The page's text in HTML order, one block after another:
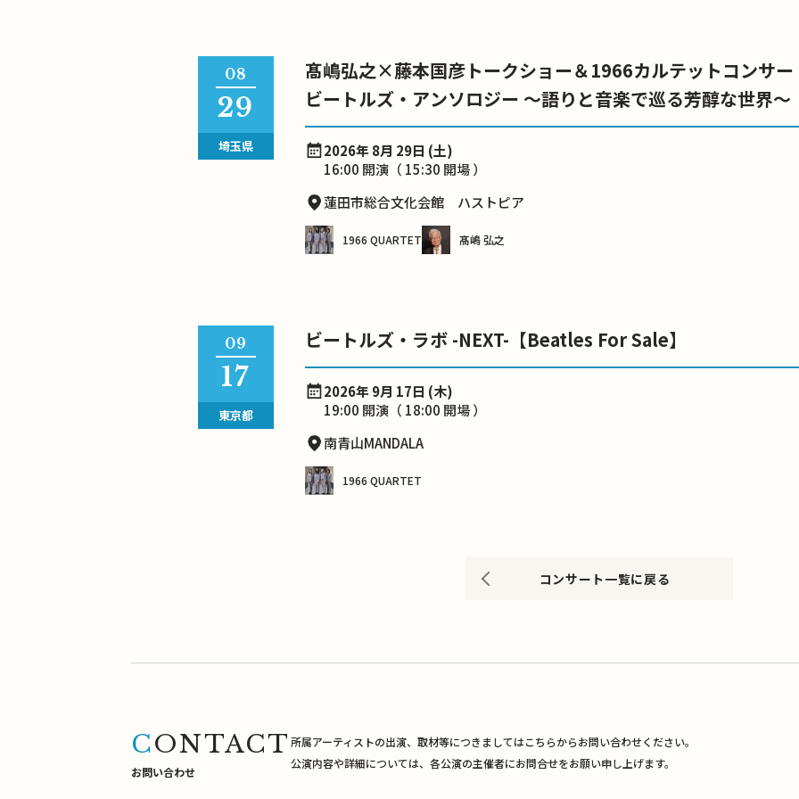
髙嶋弘之×藤本国彦トークショー＆1966カルテットコンサー
ビートルズ・アンソロジー ～語りと音楽で巡る芳醇な世界～
2026年 8月 29日 (土)
16:00 開演（ 15:30 開場 ）
蓮田市総合文化会館 ハストピア
1966 QUARTET 髙嶋 弘之
08
29
埼玉県
ビートルズ・ラボ -NEXT-【Beatles For Sale】
2026年 9月 17日 (木)
19:00 開演（ 18:00 開場 ）
南青山MANDALA
1966 QUARTET
09
17
東京都
コンサート一覧に戻る
CONTACT
お問い合わせ
所属アーティストの出演、取材等につきましてはこちらからお問い合わせください。
公演内容や詳細については、各公演の主催者にお問合せをお願い申し上げます。